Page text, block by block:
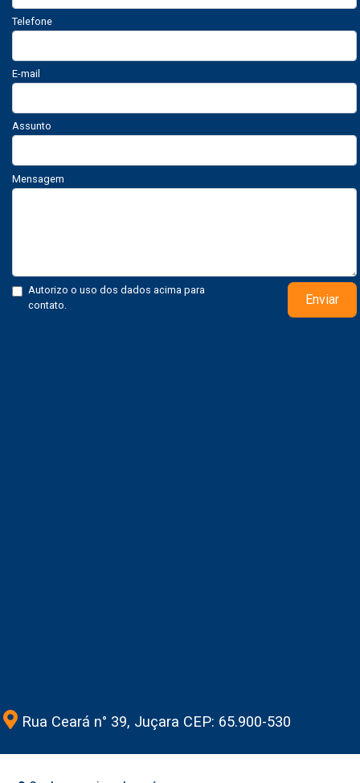
Telefone
E-mail
Assunto
Mensagem
Autorizo o uso dos dados acima para
contato.
Enviar
Rua Ceará n° 39, Juçara CEP: 65.900-530